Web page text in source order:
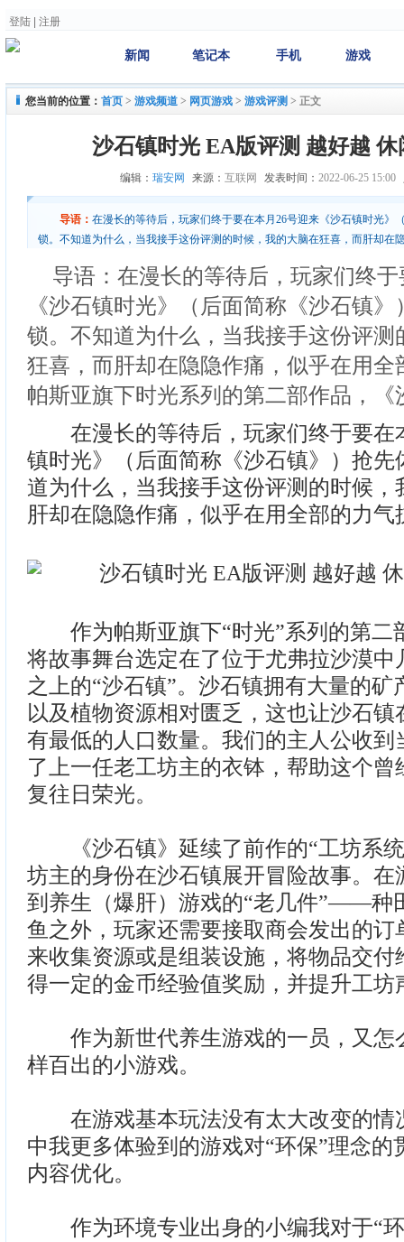
登陆 注册
新闻 笔记本 手机 游戏
您当前的位置： 首页 > 游戏频道 > 网页游戏 > 游戏评测 > 正文
沙石镇时光 EA版评测 越好越
编辑： 瑞安网 来源： 互联网 发表时间： 2022-06-25 15:00
导语： 在漫长的等待后，玩家们终于要在本月26号迎来《沙石镇时光》
锁。不知道为什么，当我接手这份评测的时候，我的大脑在狂喜，而肝却在
导语：在漫长的等待后，玩家们终
《沙石镇时光》（后面简称《沙石镇
锁。不知道为什么，当我接手这份评测
狂喜，而肝却在隐隐作痛，似乎在用全
帕斯亚旗下时光系列的第二部作品，《
在漫长的等待后，玩家们终于要在
镇时光》（后面简称《沙石镇》）抢先
道为什么，当我接手这份评测的时候，
肝却在隐隐作痛，似乎在用全部的力气
作为帕斯亚旗下“时光”系列的第二
将故事舞台选定在了位于尤弗拉沙漠中
之上的“沙石镇”。沙石镇拥有大量的矿
以及植物资源相对匮乏，这也让沙石
有最低的人口数量。我们的主人公收到
了上一任老工坊主的衣钵，帮助这个曾
复往日荣光。
《沙石镇》延续了前作的“工坊系统
坊主的身份在沙石镇展开冒险故事。在
到养生（爆肝）游戏的“老几件”——种
鱼之外，玩家还需要接取商会发出的订
来收集资源或是组装设施，将物品交付
得一定的金币经验值奖励，并提升工坊
作为新世代养生游戏的一员，又怎
样百出的小游戏。
在游戏基本玩法没有太大改变的情
中我更多体验到的游戏对“环保”理念的
内容优化。
作为环境专业出身的小编我对于“环